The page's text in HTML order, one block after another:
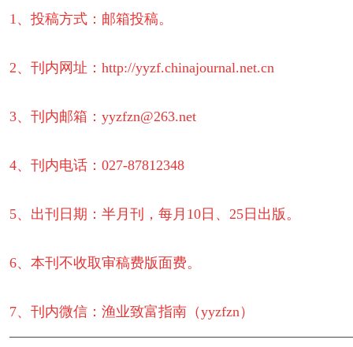
1、投稿方式：邮箱投稿。
2、刊内网址：http://yyzf.chinajournal.net.cn
3、刊内邮箱：yyzfzn@263.net
4、刊内电话：027-87812348
5、出刊日期：半月刊，每月10日、25日出版。
6、本刊不收取审稿费版面费。
7、刊内微信：渔业致富指南（yyzfzn）